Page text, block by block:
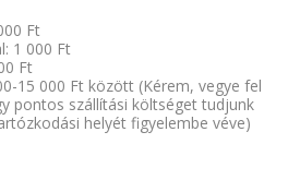
Ft
1 000 Ft
Ft
15 000 Ft között (Kérem, vegye fel
pontos szállítási költséget tudjunk
helyét figyelembe véve)